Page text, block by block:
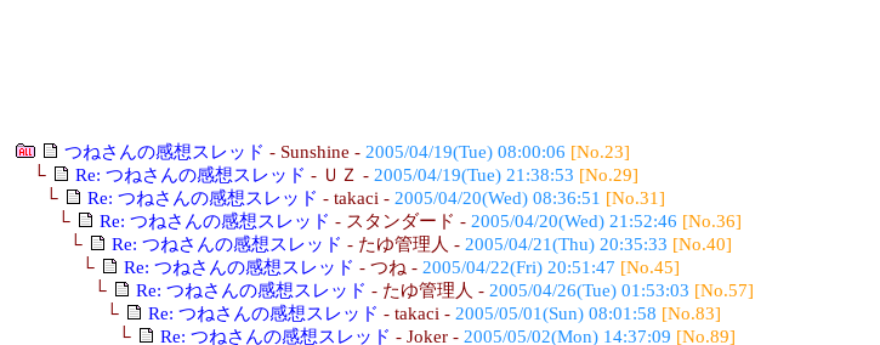
つねさんの感想スレッド - Sunshine - 2005/04/19(Tue) 08:00:06 [No.23]
└
Re: つねさんの感想スレッド - ＵＺ - 2005/04/19(Tue) 21:38:53 [No.29]
└
Re: つねさんの感想スレッド - takaci - 2005/04/20(Wed) 08:36:51 [No.31]
└
Re: つねさんの感想スレッド - スタンダード - 2005/04/20(Wed) 21:52:46 [No.36]
└
Re: つねさんの感想スレッド - たゆ管理人 - 2005/04/21(Thu) 20:35:33 [No.40]
└
Re: つねさんの感想スレッド - つね - 2005/04/22(Fri) 20:51:47 [No.45]
└
Re: つねさんの感想スレッド - たゆ管理人 - 2005/04/26(Tue) 01:53:03 [No.57]
└
Re: つねさんの感想スレッド - takaci - 2005/05/01(Sun) 08:01:58 [No.83]
└
Re: つねさんの感想スレッド - Joker - 2005/05/02(Mon) 14:37:09 [No.89]